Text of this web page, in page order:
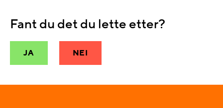
Fant du det du lette etter?
JA NEI